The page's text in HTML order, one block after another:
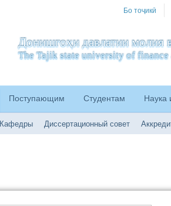
Бо тоҷикӣ
Донишгоҳи давлатии молия
The Tajik state university of finance
Поступающим Студентам Наука
Кафедры Диссертационный совет